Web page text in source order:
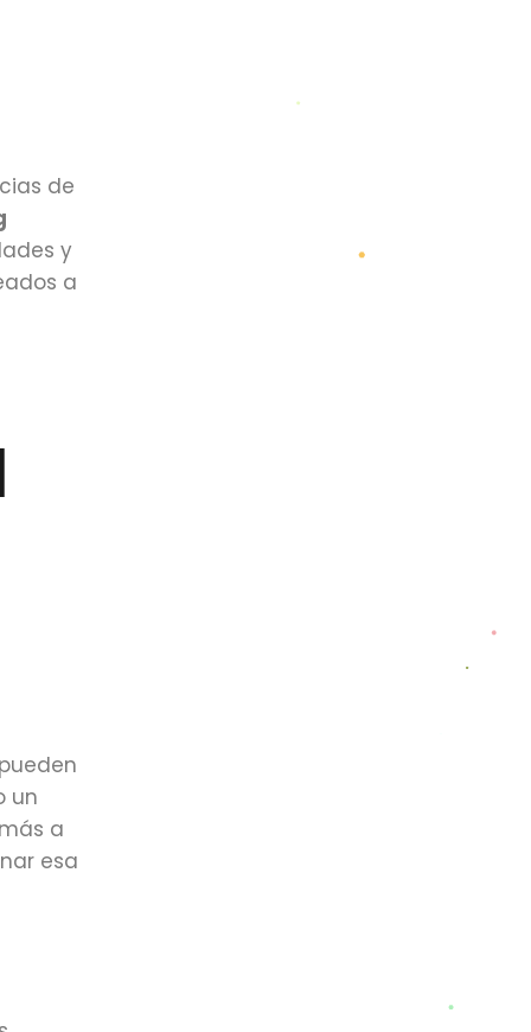
de
y
a
un
a
esa